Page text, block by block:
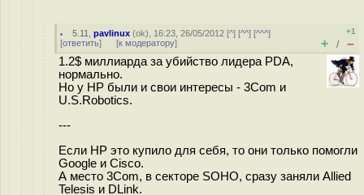
5.11 ,pavlinux (ok), 16:23, 26/05/2012 [^] [^^] [^^^]
[ответить] [к модератору]
+1
+ / –
1.2$ миллиарда за убийство лидера PDA,
нормально.
Но у HP были и свои интересы - 3Сom и
U.S.Robotics.
---
Если HP это купило для себя, то они только помогли
Google и Cisco.
А место 3Com, в секторе SOHO, сразу заняли Allied
Telesis и DLink.